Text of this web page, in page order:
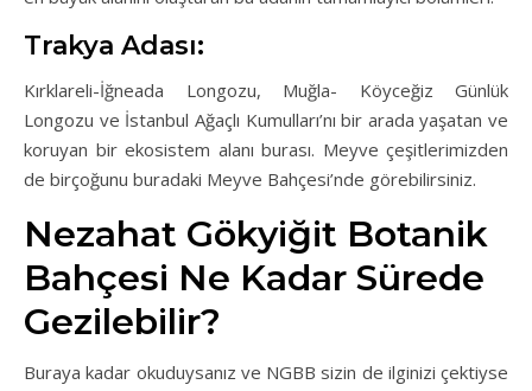
Trakya Adası:
Kırklareli-İğneada Longozu, Muğla- Köyceğiz Günlük
Longozu ve İstanbul Ağaçlı Kumulları’nı bir arada yaşatan ve
koruyan bir ekosistem alanı burası. Meyve çeşitlerimizden
de birçoğunu buradaki Meyve Bahçesi’nde görebilirsiniz.
Nezahat Gökyiğit Botanik
Bahçesi Ne Kadar Sürede
Gezilebilir?
Buraya kadar okuduysanız ve NGBB sizin de ilginizi çektiyse